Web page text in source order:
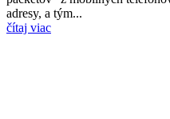
adresy, a tým...
čítaj viac